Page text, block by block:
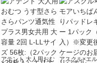
アテント 大人用おむ
アスクル×エ